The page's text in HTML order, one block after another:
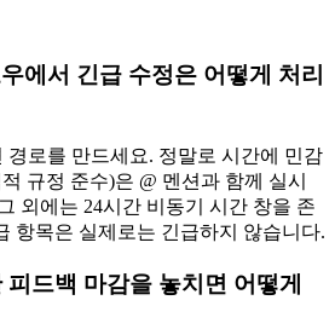
에서 긴급 수정은 어떻게 처리
경로를 만드세요. 정말로 시간에 민감
규정 준수)은 @ 멘션과 함께 실시
외에는 24시간 비동기 시간 창을 존
항목은 실제로는 긴급하지 않습니다.
드백 마감을 놓치면 어떻게